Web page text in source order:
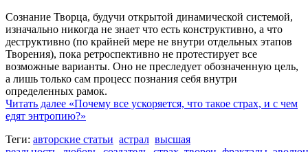
Сознание Творца, будучи открытой динамической системой,
изначально никогда не знает что есть конструктивно, а что
деструктивно (по крайней мере не внутри отдельных этапов
Творения), пока ретроспективно не протестирует все
возможные варианты. Оно не преследует обозначенную цель,
а лишь только сам процесс познания себя внутри
определенных рамок.
Читать далее «Почему все ускоряется, что такое страх, и с чем
едят энтропию?»
Теги: авторские статьи астрал высшая